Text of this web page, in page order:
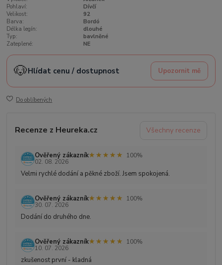
Pohlaví:
Dívčí
Velikost:
92
Barva:
Bordó
Délka legín:
dlouhé
Typ:
bavlněné
Zateplené:
NE
🐶Hlídat cenu / dostupnost Upozornit mě
Do oblíbených
Recenze z Heureka.cz Všechny recenze
Ověřený zákazník★★★★★
★★★★★
100%
02. 08. 2026
Velmi rychlé dodání a pěkné zboží. Jsem spokojená.
Ověřený zákazník★★★★★
★★★★★
100%
30. 07. 2026
Dodání do druhého dne.
Ověřený zákazník★★★★★
★★★★★
100%
10. 07. 2026
zkušenost první - kladná